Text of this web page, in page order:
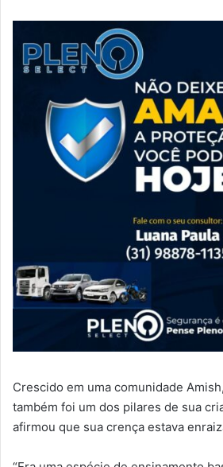
Crescido em uma comunidade
também foi um dos pilares de sua
afirmou que sua crença estava